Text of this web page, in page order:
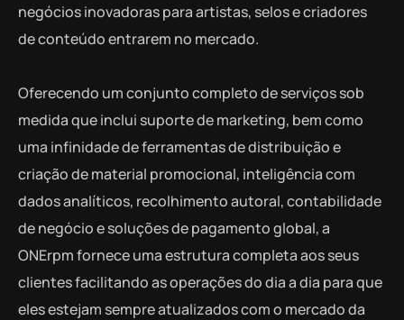
negócios inovadoras para artistas, selos e criadores
de conteúdo entrarem no mercado.
Oferecendo um conjunto completo de serviços sob
medida que inclui suporte de marketing, bem como
uma infinidade de ferramentas de distribuição e
criação de material promocional, inteligência com
dados analíticos, recolhimento autoral, contabilidade
de negócio e soluções de pagamento global, a
ONErpm fornece uma estrutura completa aos seus
clientes facilitando as operações do dia a dia para que
eles estejam sempre atualizados com o mercado da